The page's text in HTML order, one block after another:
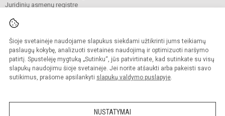
Šioje svetainėje naudojame slapukus siekdami užtikrinti jums teikiamų
paslaugų kokybę, analizuoti svetainės naudojimą ir optimizuoti naršymo
patirtį. Spustelėję mygtuką „Sutinku“, jūs patvirtinate, kad sutinkate su visų
slapukų naudojimu šioje svetainėje. Jei norite atšaukti arba pakeisti savo
sutikimus, prašome apsilankyti slapukų valdymo puslapyje.
NUSTATYMAI
Juridinių asmenų registre
© 2023. Joniškio „Saulės“ pagrindinė mokykla. Visos teisės saugomos.
Kopijuoti turinį be raštiško įstaigos administracijos sutikimo griežtai draudžiama.
Versija neįgaliesiems Slapukų politika